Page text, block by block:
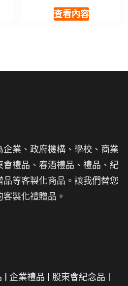
查看內容
業、政府機構、學校、商業
禮品、春酒禮品、禮品、紀
等客製化商品。讓我們替您
製化禮贈品。
| 企業禮品 | 股東會紀念品 |